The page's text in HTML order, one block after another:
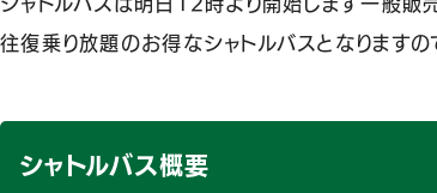
往復乗り放題のお得なシャトルバスとなりますの
シャトルバス概要